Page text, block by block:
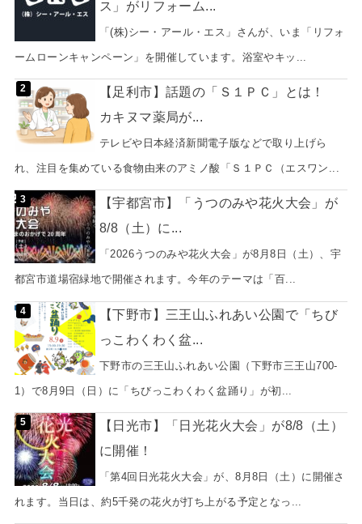
ス」がリフォーム...
「(株)シー・アール・エス」さんが、いま「リフォ
ームローンキャンペーン」を開催しています。浴室やキッ...
【足利市】話題の「Ｓ１ＰＣ」とは！
カキヌマ薬局が...
テレビや日本経済新聞電子版などで取り上げら
れ、注目を集めている食物由来のアミノ酸「Ｓ１ＰＣ（エスワン...
【宇都宮市】「うつのみや花火大会」が
8/8（土）に...
「2026うつのみや花火大会」が8月8日（土）、宇
都宮市道場宿緑地で開催されます。今年のテーマは「百...
【下野市】三王山ふれあい公園で「ちび
っこわくわく盆...
下野市の三王山ふれあい公園（下野市三王山700-
1）で8月9日（日）に「ちびっこわくわく盆踊り」が初...
【日光市】「日光花火大会」が8/8（土）
に開催！
「第4回日光花火大会」が、8月8日（土）に開催さ
れます。当日は、約5千発の花火が打ち上がる予定となっ...